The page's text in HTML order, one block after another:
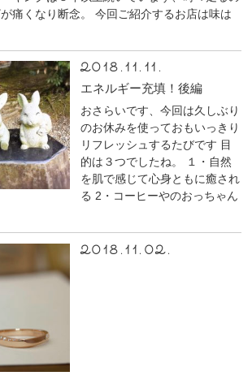
痛くなり断念。 今回ご紹介するお店は味は
2018.11.11.
エネルギー充填！後編
おさらいです、今回は久しぶり
のお休みを使っておもいっきり
リフレッシュするたびです 目
的は３つでしたね。 １・自然
を肌で感じて心身ともに癒され
る 2・コーヒーやのおっちゃん
2018.11.02.